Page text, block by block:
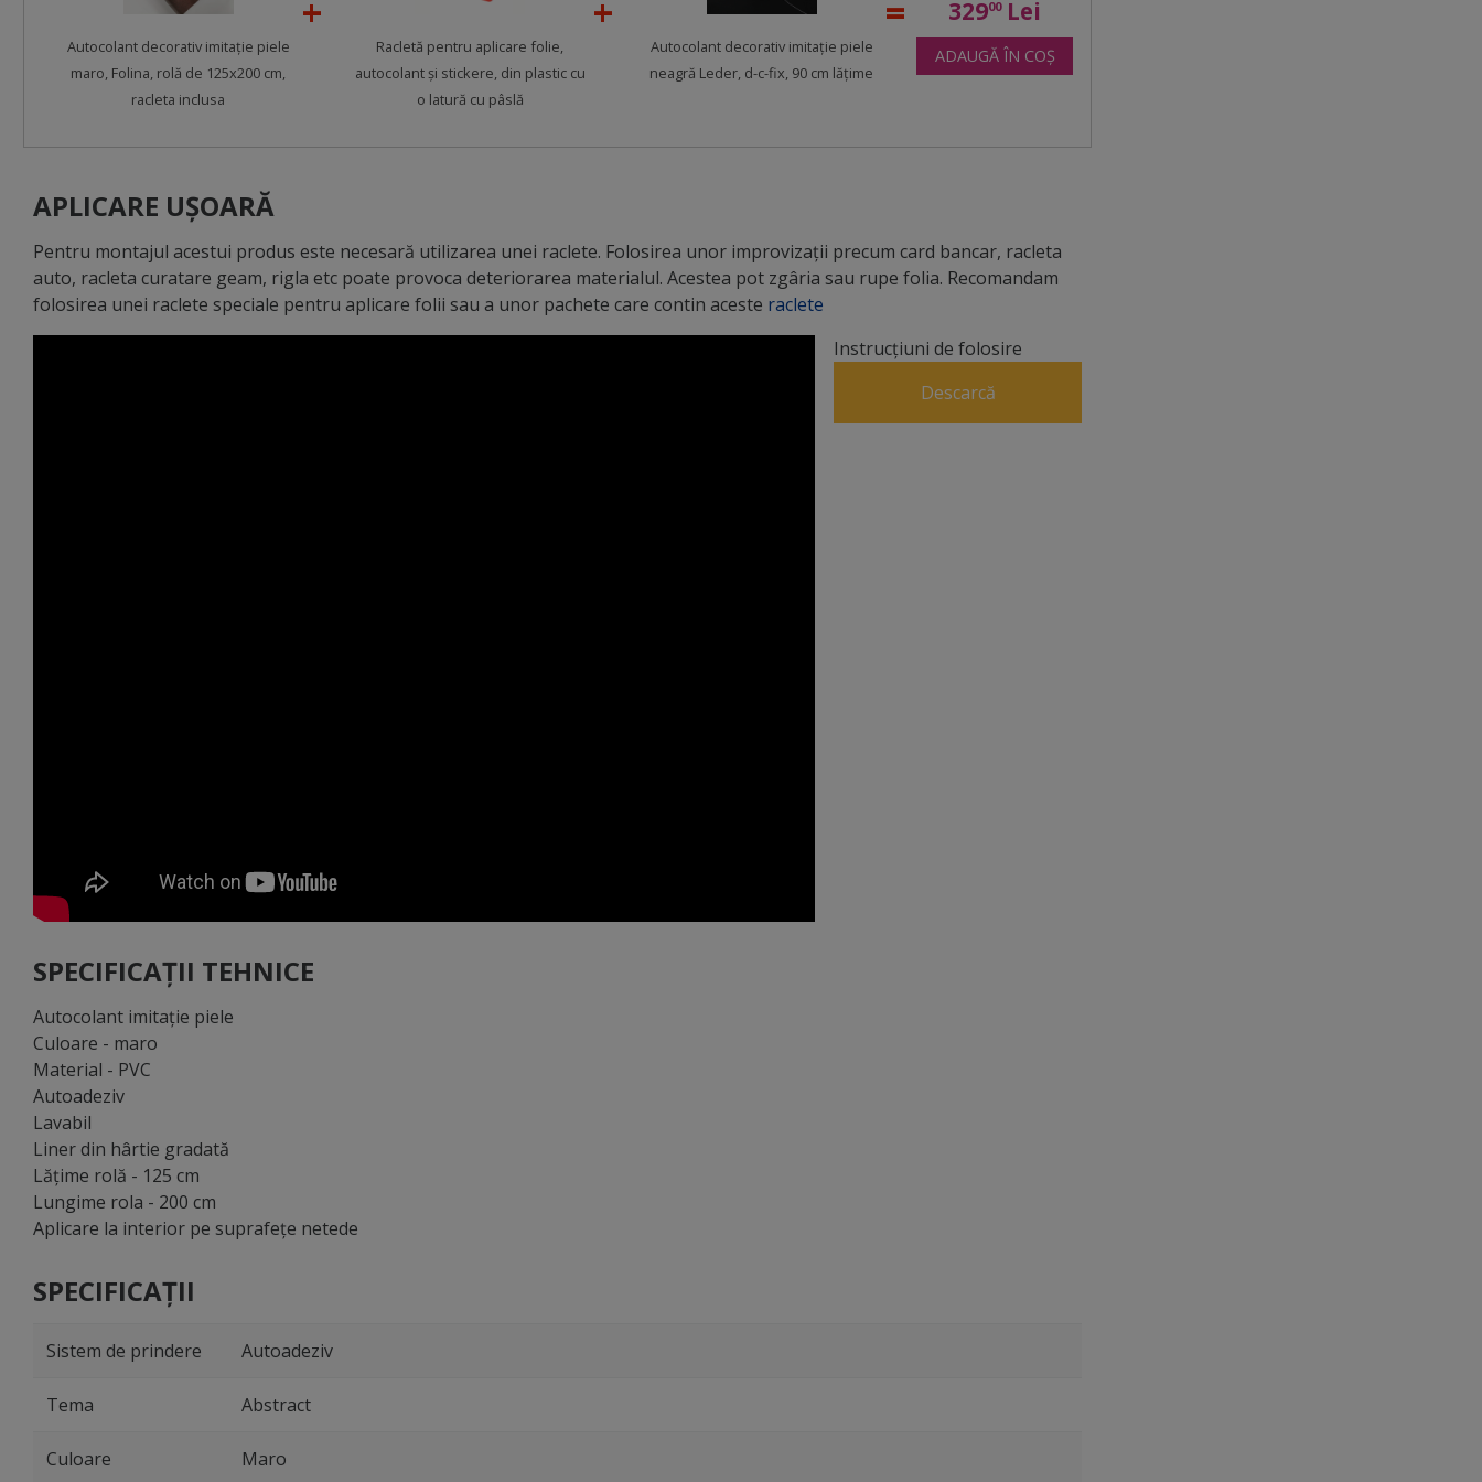
Autocolant decorativ imitaţie piele
maro, Folina, rolă de 125x200 cm,
racleta inclusa
Racletă pentru aplicare folie,
autocolant şi stickere, din plastic cu
o latură cu pâslă
Autocolant decorativ imitaţie piele
neagră Leder, d-c-fix, 90 cm lățime
32900Lei
ADAUGĂ ÎN COȘ
APLICARE UȘOARĂ
Pentru montajul acestui produs este necesară utilizarea unei raclete. Folosirea unor improvizații precum card bancar, racleta
auto, racleta curatare geam, rigla etc poate provoca deteriorarea materialul. Acestea pot zgâria sau rupe folia. Recomandam
folosirea unei raclete speciale pentru aplicare folii sau a unor pachete care contin aceste raclete
Instrucțiuni de folosire
Descarcă
SPECIFICAȚII TEHNICE
Autocolant imitaţie piele
Culoare - maro
Material - PVC
Autoadeziv
Lavabil
Liner din hârtie gradată
Lăţime rolă - 125 cm
Lungime rola - 200 cm
Aplicare la interior pe suprafeţe netede
SPECIFICAȚII
Sistem de prindere Autoadeziv
Tema Abstract
Culoare Maro